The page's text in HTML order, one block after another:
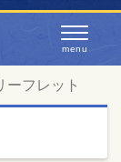
ーフレット